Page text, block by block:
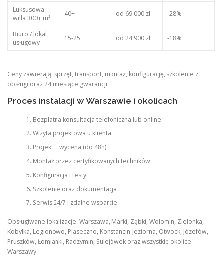
Luksusowa
willa 300+ m²
40+ od 69 000 zł -28%
Biuro / lokal
usługowy
15-25 od 24 900 zł -18%
Ceny zawierają: sprzęt, transport, montaż, konfigurację, szkolenie z
obsługi oraz 24 miesiące gwarancji.
Proces instalacji w Warszawie i okolicach
Bezpłatna konsultacja telefoniczna lub online
Wizyta projektowa u klienta
Projekt + wycena (do 48h)
Montaż przez certyfikowanych techników
Konfiguracja i testy
Szkolenie oraz dokumentacja
Serwis 24/7 i zdalne wsparcie
Obsługiwane lokalizacje: Warszawa, Marki, Ząbki, Wołomin, Zielonka,
Kobyłka, Legionowo, Piaseczno, Konstancin-Jeziorna, Otwock, Józefów,
Pruszków, Łomianki, Radzymin, Sulejówek oraz wszystkie okolice
Warszawy.